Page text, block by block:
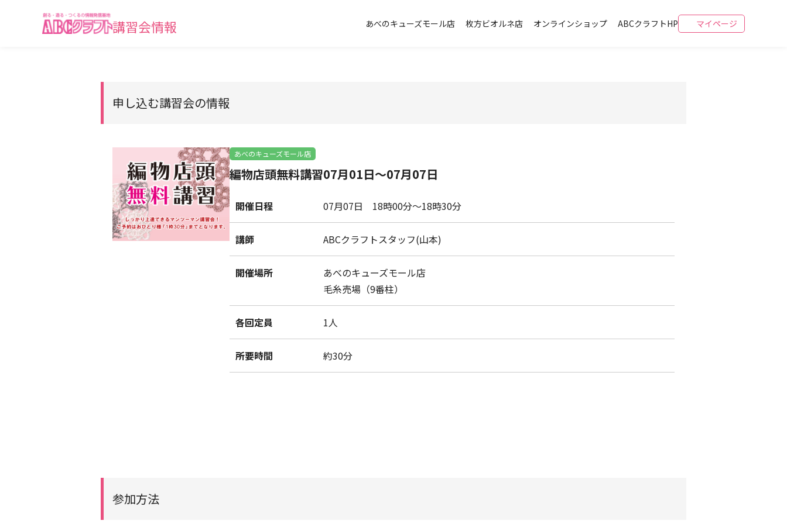
講習会情報 あべのキューズモール店 枚方ビオルネ店 オンラインショップ ABCクラフトHP マイページ
申し込む講習会の情報
あべのキューズモール店
編物店頭無料講習07月01日～07月07日
開催日程 07月07日 18時00分～18時30分
講師 ABCクラフトスタッフ(山本)
開催場所
あべのキューズモール店
毛糸売場（9番柱）
各回定員 1人
所要時間 約30分
参加方法